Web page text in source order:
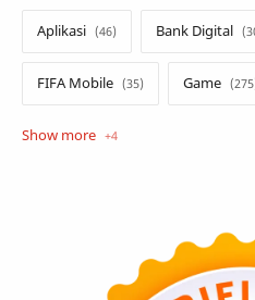
Aplikasi Bank Digital
FIFA Mobile Game
Opini